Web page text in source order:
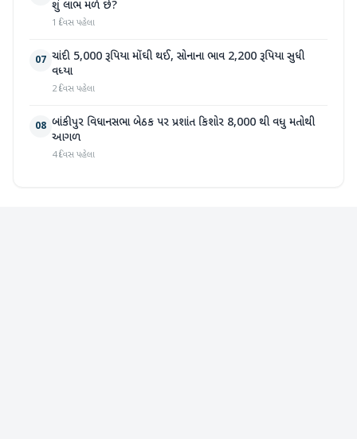
શું લાભ મળે છે?
1 દિવસ પહેલા
07 ચાંદી 5,000 રૂપિયા મોંઘી થઈ, સોનાના ભાવ 2,200 રૂપિયા સુધી
વધ્યા
2 દિવસ પહેલા
08 બાંકીપુર વિધાનસભા બેઠક પર પ્રશાંત કિશોર 8,000 થી વધુ મતોથી
આગળ
4 દિવસ પહેલા